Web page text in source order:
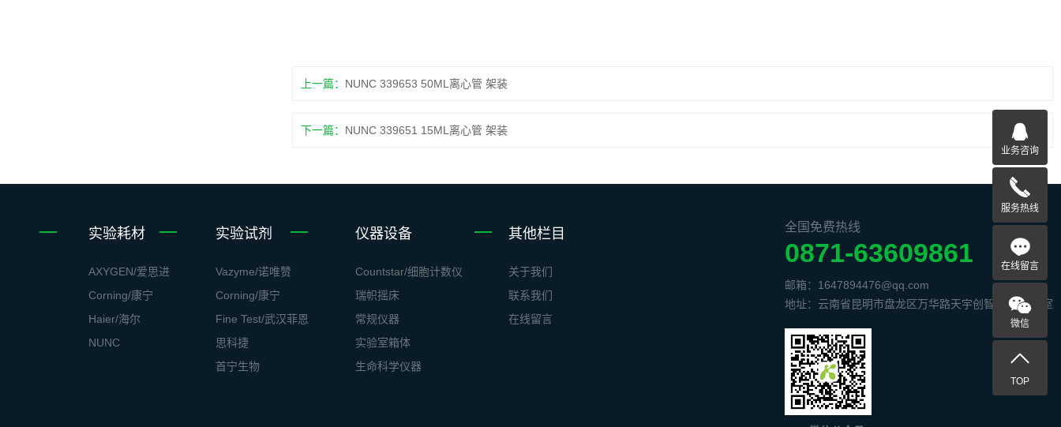
上一篇： NUNC 339653 50ML离心管 架装
下一篇： NUNC 339651 15ML离心管 架装
实验耗材
AXYGEN/爱思进
Corning/康宁
Haier/海尔
NUNC
实验试剂
Vazyme/诺唯赞
Corning/康宁
Fine Test/武汉菲恩
思科捷
首宁生物
仪器设备
Countstar/细胞计数仪
瑞帜摇床
常规仪器
实验室箱体
生命科学仪器
其他栏目
关于我们
联系我们
在线留言
全国免费热线
0871-63609861
邮箱：1647894476@qq.com
地址：云南省昆明市盘龙区万华路天宇创智中心1506室
业务咨询
服务热线
在线留言
微信
TOP